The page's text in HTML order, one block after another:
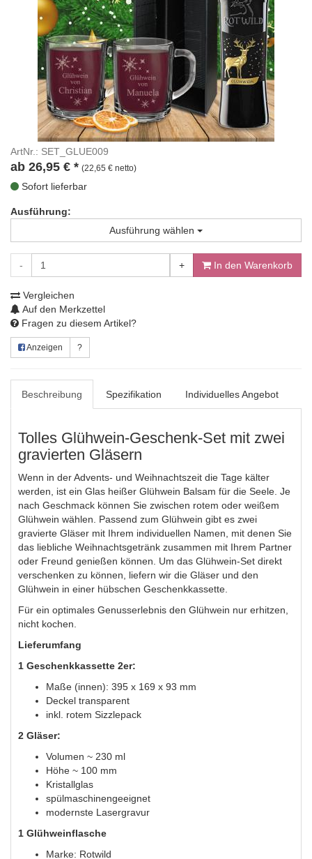
ArtNr.: SET_GLUE009
ab 26,95 € * (22,65 € netto)
Sofort lieferbar
Ausführung:
Ausführung wählen
- + In den Warenkorb
Vergleichen
Auf den Merkzettel
Fragen zu diesem Artikel?
Anzeigen ?
Beschreibung Spezifikation Individuelles Angebot
Tolles Glühwein-Geschenk-Set mit zwei
gravierten Gläsern
Wenn in der Advents- und Weihnachtszeit die Tage kälter
werden, ist ein Glas heißer Glühwein Balsam für die Seele. Je
nach Geschmack können Sie zwischen rotem oder weißem
Glühwein wählen. Passend zum Glühwein gibt es zwei
gravierte Gläser mit Ihrem individuellen Namen, mit denen Sie
das liebliche Weihnachtsgetränk zusammen mit Ihrem Partner
oder Freund genießen können. Um das Glühwein-Set direkt
verschenken zu können, liefern wir die Gläser und den
Glühwein in einer hübschen Geschenkkassette.
Für ein optimales Genusserlebnis den Glühwein nur erhitzen,
nicht kochen.
Lieferumfang
1 Geschenkkassette 2er:
Maße (innen): 395 x 169 x 93 mm
Deckel transparent
inkl. rotem Sizzlepack
2 Gläser:
Volumen ~ 230 ml
Höhe ~ 100 mm
Kristallglas
spülmaschinengeeignet
modernste Lasergravur
1 Glühweinflasche
Marke: Rotwild